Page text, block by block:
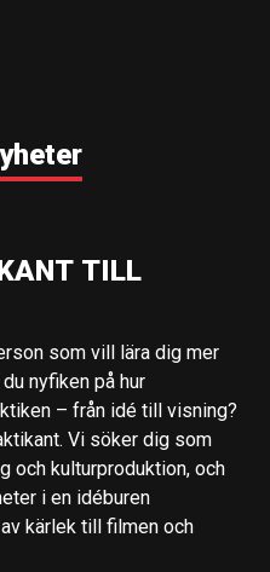
TILL
som vill lära dig mer
nyfiken på hur
– från idé till visning?
Vi söker dig som
och kulturproduktion, och
i en idéburen
kärlek till filmen och